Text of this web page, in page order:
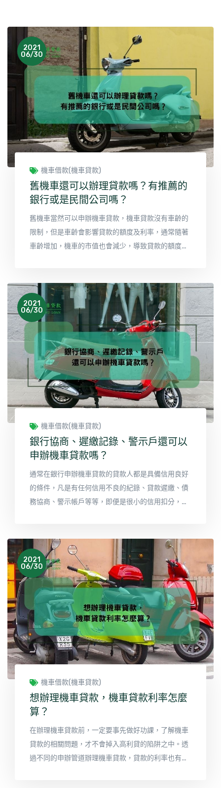
2021
06/30
機車借款(機車貸款)
舊機車還可以辦理貸款嗎？有推薦的
銀行或是民間公司嗎？
舊機車當然可以申辦機車貸款，機車貸款沒有車齡的
限制，但是車齡會影響貸款的額度及利率，通常隨著
車齡增加，機車的市值也會減少，導致貸款的額度降
2021
06/30
機車借款(機車貸款)
銀行協商、遲繳記錄、警示戶還可以
申辦機車貸款嗎？
通常在銀行申辦機車貸款的貸款人都是具備信用良好
的條件，凡是有任何信用不良的紀錄、貸款遲繳、債
務協商、警示帳戶等等，即便是很小的信用扣分，都
及具備還款能力，才有辦法在銀行申辦機車貸款。在
合庫貸款申辦機車貸款最大特色就是條件比銀行來的
低，只要有機車即可申辦貸款，甚至不需留車，不會
影響日常交通，若您有任何信用不良、銀行協商、負
債比過高、沒有薪轉證明…等等都可以在合庫貸款申
辦
2021
06/30
機車借款(機車貸款)
想辦理機車貸款，機車貸款利率怎麼
算？
在辦理機車貸款前，一定要事先做好功課，了解機車
貸款的相關問題，才不會掉入高利貸的陷阱之中。透
過不同的申辦管道辦理機車貸款，貸款的利率也有所